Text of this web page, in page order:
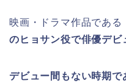
映画・ドラマ作品である
のヒョサン役で俳優デビ
デビュー間もない時期